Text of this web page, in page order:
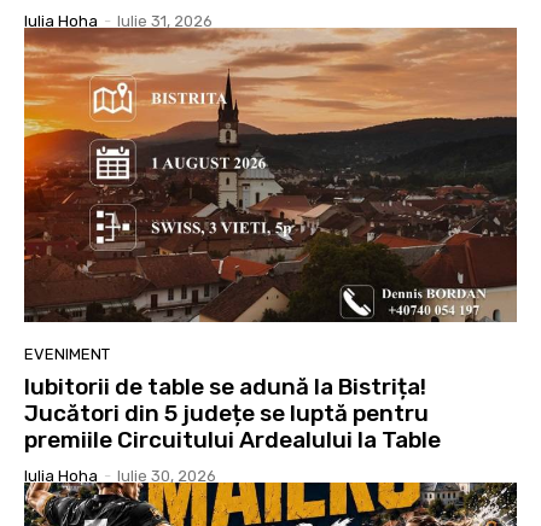
Iulia Hoha - Iulie 31, 2026
EVENIMENT
Iubitorii de table se adună la Bistrița!
Jucători din 5 județe se luptă pentru
premiile Circuitului Ardealului la Table
Iulia Hoha - Iulie 30, 2026